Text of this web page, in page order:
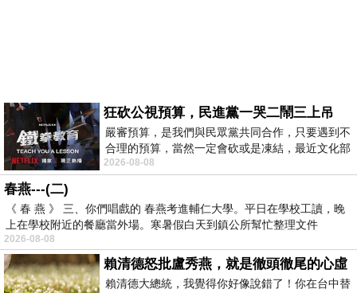
狂砍公視預算，民進黨一哭二鬧三上吊
嚴審預算，是我們與民眾黨共同合作，只要遇到不
合理的預算，當然一定會砍或是凍結，最近文化部
要編列公視和Taiwan plus預算，在110年
2026-08-08
春燕---(二)
《 春 燕 》 三、你們唱戲的 春燕考進輔仁大學。平日在學校工讀，晚
上在學校附近的餐廳當外場。寒暑假白天到鎮公所幫忙整理文件
2026-08-08
賴清德怒批盧秀燕，就是徹頭徹尾的心虛
賴清德大總統，我覺得你好像說錯了！你在台中替